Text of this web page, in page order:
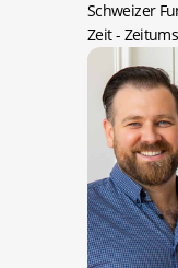
Schweizer
Zeit-